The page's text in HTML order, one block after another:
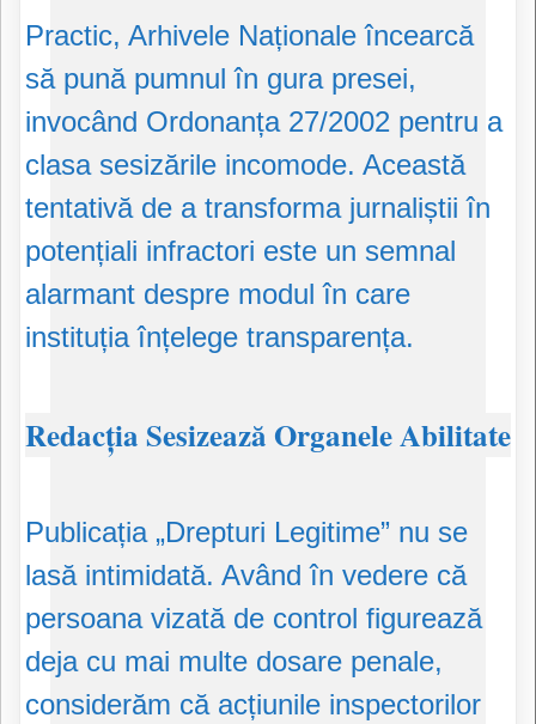
Practic, Arhivele Naționale încearcă
să pună pumnul în gura presei,
invocând Ordonanța 27/2002 pentru a
clasa sesizările incomode. Această
tentativă de a transforma jurnaliștii în
potențiali infractori este un semnal
alarmant despre modul în care
instituția înțelege transparența.
Redacția Sesizează Organele Abilitate
Publicația „Drepturi Legitime” nu se
lasă intimidată. Având în vedere că
persoana vizată de control figurează
deja cu mai multe dosare penale,
considerăm că acțiunile inspectorilor